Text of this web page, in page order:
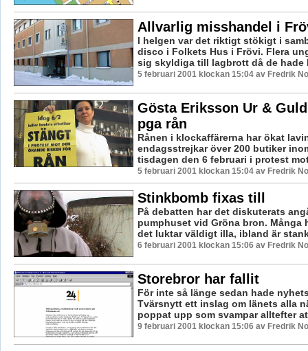
Allvarlig misshandel i
I helgen var det riktigt stökigt i
disco i Folkets Hus i Frövi. Flera
sig skyldiga till lagbrott då de hade
5 februari 2001 klockan 15:04 av Fredrik
Gösta Eriksson Ur &
pga rån
Rånen i klockaffärerna har ökat
endagsstrejkar över 200 butiker
tisdagen den 6 februari i protest
5 februari 2001 klockan 15:04 av Fredrik
Stinkbomb fixas till
På debatten har det diskuterats
pumphuset vid Gröna bron. Många
det luktar väldigt illa, ibland är
6 februari 2001 klockan 15:06 av Fredrik
Storebror har fallit
För inte så länge sedan hade
Tvärsnytt ett inslag om länets alla
poppat upp som svampar alltefter
9 februari 2001 klockan 15:06 av Fredrik